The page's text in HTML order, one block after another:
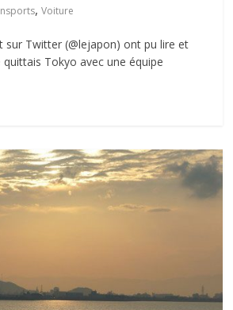
,Voiture
sur Twitter (@lejapon) ont pu lire et
Tokyo avec une équipe